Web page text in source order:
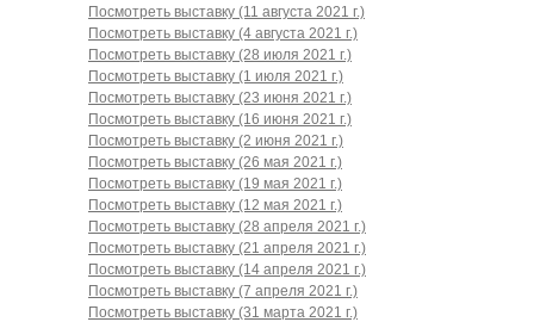
Посмотреть выставку (11 августа 2021 г.)
Посмотреть выставку (4 августа 2021 г.)
Посмотреть выставку (28 июля 2021 г.)
Посмотреть выставку (1 июля 2021 г.)
Посмотреть выставку (23 июня 2021 г.)
Посмотреть выставку (16 июня 2021 г.)
Посмотреть выставку (2 июня 2021 г.)
Посмотреть выставку (26 мая 2021 г.)
Посмотреть выставку (19 мая 2021 г.)
Посмотреть выставку (12 мая 2021 г.)
Посмотреть выставку (28 апреля 2021 г.)
Посмотреть выставку (21 апреля 2021 г.)
Посмотреть выставку (14 апреля 2021 г.)
Посмотреть выставку (7 апреля 2021 г.)
Посмотреть выставку (31 марта 2021 г.)